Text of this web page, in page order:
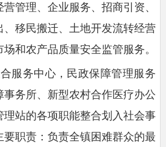
管理、企业服务、招商引资、
移民搬迁、土地开发流转经营
和农产品质量安全监管服务。
服务中心，民政保障管理服务
事务所、新型农村合作医疗办公
理站的各项职能整合划入社会事
职责：负责全镇困难群众的最